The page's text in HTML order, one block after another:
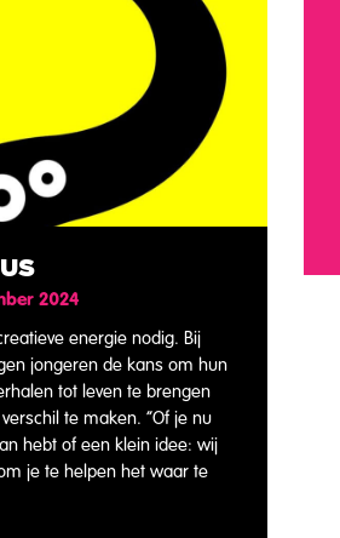
2024
energie nodig. Bij
jongeren de kans om hun
tot leven te brengen
te maken. “Of je nu
hebt of een klein idee: wij
je te helpen het waar te